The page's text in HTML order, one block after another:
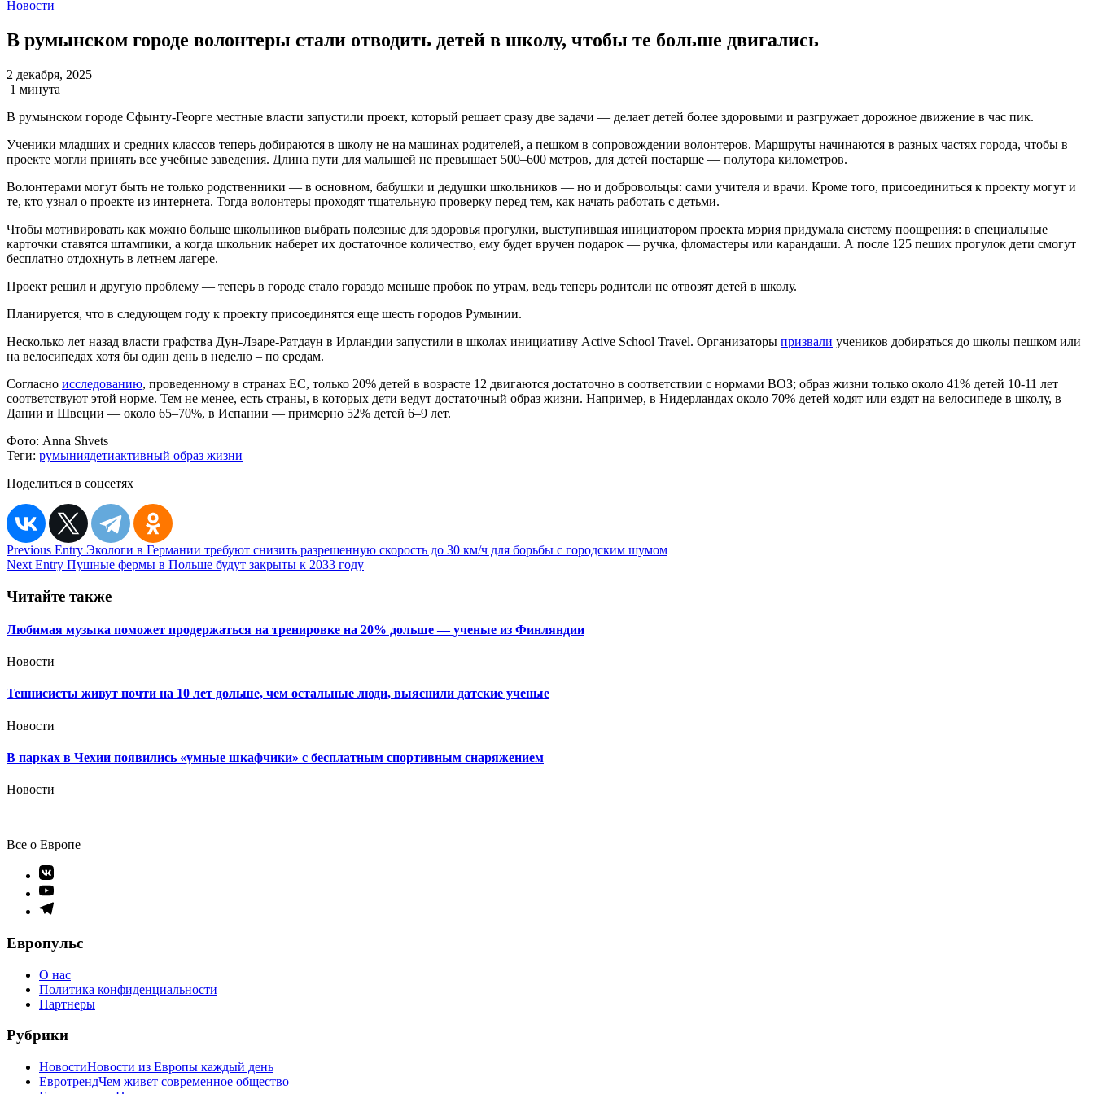
Новости
В румынском городе волонтеры стали отводить детей в школу, чтобы те больше двигались
2 декабря, 2025
1 минута
В румынском городе Сфынту-Георге местные власти запустили проект, который решает сразу две задачи — делает детей более здоровыми и разгружает дорожное движение в час пик.
Ученики младших и средних классов теперь добираются в школу не на машинах родителей, а пешком в сопровождении волонтеров. Маршруты начинаются в разных частях города, чтобы в
проекте могли принять все учебные заведения. Длина пути для малышей не превышает 500–600 метров, для детей постарше — полутора километров.
Волонтерами могут быть не только родственники — в основном, бабушки и дедушки школьников — но и добровольцы: сами учителя и врачи. Кроме того, присоединиться к проекту могут и
те, кто узнал о проекте из интернета. Тогда волонтеры проходят тщательную проверку перед тем, как начать работать с детьми.
Чтобы мотивировать как можно больше школьников выбрать полезные для здоровья прогулки, выступившая инициатором проекта мэрия придумала систему поощрения: в специальные
карточки ставятся штампики, а когда школьник наберет их достаточное количество, ему будет вручен подарок — ручка, фломастеры или карандаши. А после 125 пеших прогулок дети смогут
бесплатно отдохнуть в летнем лагере.
Проект решил и другую проблему — теперь в городе стало гораздо меньше пробок по утрам, ведь теперь родители не отвозят детей в школу.
Планируется, что в следующем году к проекту присоединятся еще шесть городов Румынии.
Несколько лет назад власти графства Дун-Лэаре-Ратдаун в Ирландии запустили в школах инициативу Active School Travel. Организаторы призвали учеников добираться до школы пешком или
на велосипедах хотя бы один день в неделю – по средам.
Согласно исследованию, проведенному в странах ЕС, только 20% детей в возрасте 12 двигаются достаточно в соответствии с нормами ВОЗ; образ жизни только около 41% детей 10-11 лет
соответствуют этой норме. Тем не менее, есть страны, в которых дети ведут достаточный образ жизни. Например, в Нидерландах около 70% детей ходят или ездят на велосипеде в школу, в
Дании и Швеции — около 65–70%, в Испании — примерно 52% детей 6–9 лет.
Фото: Anna Shvets
Теги: румыниядетиактивный образ жизни
Поделиться в соцсетях
Навигация
по
записям
Previous Entry Экологи в Германии требуют снизить разрешенную скорость до 30 км/ч для борьбы с городским шумом
Next Entry Пушные фермы в Польше будут закрыты к 2033 году
Читайте также
Любимая музыка поможет продержаться на тренировке на 20% дольше — ученые из Финляндии
Новости
Теннисисты живут почти на 10 лет дольше, чем остальные люди, выяснили датские ученые
Новости
В парках в Чехии появились «умные шкафчики» с бесплатным спортивным снаряжением
Новости
Все о Европе
Элемент
меню
Элемент
меню
Элемент
Европульс
О нас
Политика конфиденциальности
Партнеры
Рубрики
НовостиНовости из Европы каждый день
ЕвротрендЧем живет современное общество